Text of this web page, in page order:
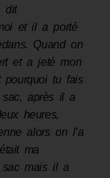
dit
et il a porté
Quand on
et a jeté mon
pourquoi tu fais
sac, après il a
heures,
alors on l’a
ma
sac mais il a